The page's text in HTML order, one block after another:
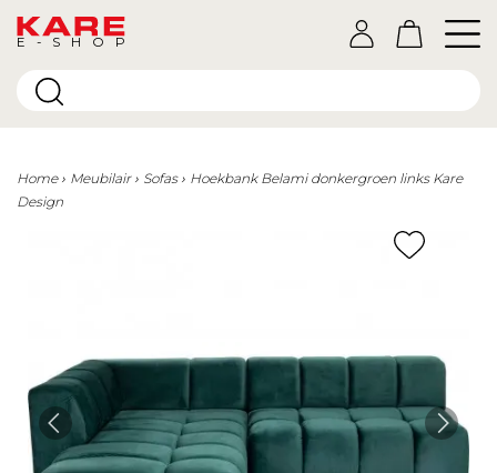
E-SHOP
Home Meubilair Sofas
Hoekbank Belami donkergroen links Kare
Design